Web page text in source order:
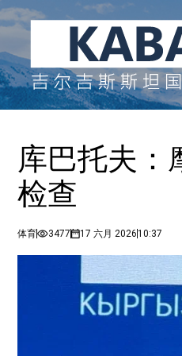
库巴托夫：
检查
体育 3477 17 六月 202610:37